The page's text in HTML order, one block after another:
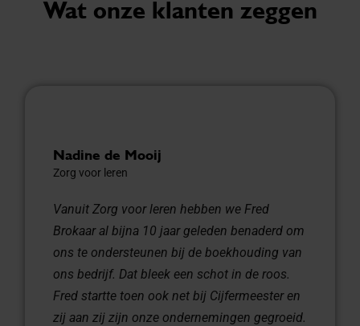
Wat onze klanten zeggen
Nadine de Mooij
Zorg voor leren
Vanuit Zorg voor leren hebben we Fred
Brokaar al bijna 10 jaar geleden benaderd om
ons te ondersteunen bij de boekhouding van
ons bedrijf. Dat bleek een schot in de roos.
Fred startte toen ook net bij Cijfermeester en
zij aan zij zijn onze ondernemingen gegroeid.